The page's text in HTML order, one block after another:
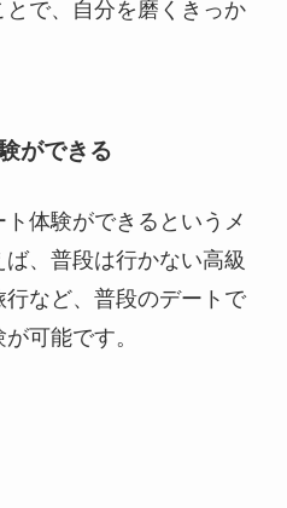
とで、自分を磨くきっか
ができる
体験ができるというメ
、普段は行かない高級
など、普段のデートで
可能です。